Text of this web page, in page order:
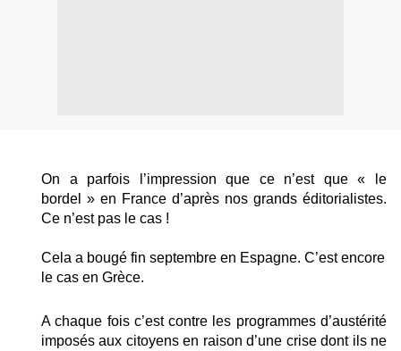
On a parfois l’impression que ce n’est que « le
bordel » en France d’après nos grands éditorialistes.
Ce n’est pas le cas !
Cela a bougé fin septembre en Espagne. C’est encore
le cas en Grèce.
A chaque fois c’est contre les programmes d’austérité
imposés aux citoyens en raison d’une crise dont ils ne